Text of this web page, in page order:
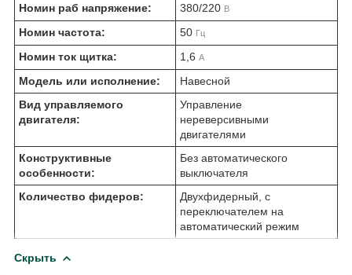
Номин раб напряжение:
380/220 В
Номин частота: 50 Гц
Номин ток щитка: 1,6 А
Модель или исполнение:
Навесной
Вид управляемого
двигателя:
Управление
нереверсивными
двигателями
Конструктивные
особенности:
Без автоматического
выключателя
Количество фидеров:
Двухфидерный, с
переключателем на
автоматический режим
Скрыть